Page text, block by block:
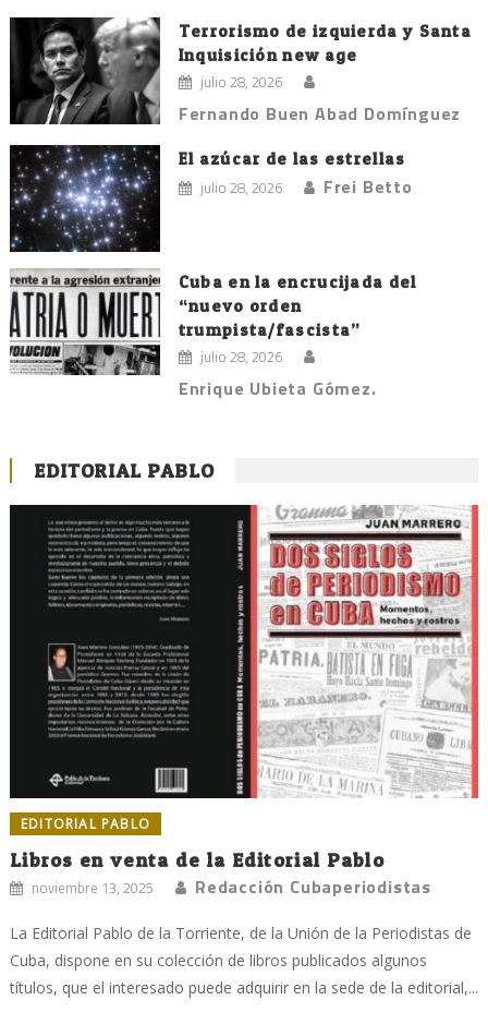
Terrorismo de izquierda y Santa
Inquisición new age
julio 28, 2026
Fernando Buen Abad Domínguez
El azúcar de las estrellas
julio 28, 2026 Frei Betto
Cuba en la encrucijada del
“nuevo orden
trumpista/fascista”
julio 28, 2026
Enrique Ubieta Gómez.
EDITORIAL PABLO
EDITORIAL PABLO
Libros en venta de la Editorial Pablo
noviembre 13, 2025 Redacción Cubaperiodistas
La Editorial Pablo de la Torriente, de la Unión de la Periodistas de
Cuba, dispone en su colección de libros publicados algunos
títulos, que el interesado puede adquirir en la sede de la editorial,...